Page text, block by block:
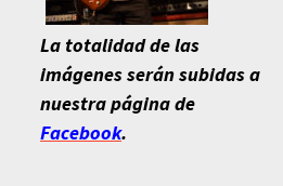
La totalidad de las
imágenes serán subidas a
nuestra página de
Facebook.